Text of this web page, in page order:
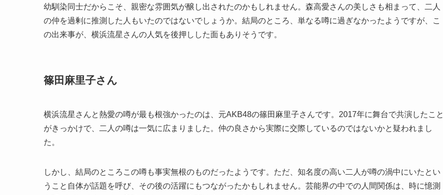
幼馴染同士だからこそ、親密な雰囲気が醸し出されたのかもしれません。森高愛さんの美しさも相まって、二人
の仲を過剰に推測した人もいたのではないでしょうか。結局のところ、単なる噂に過ぎなかったようですが、こ
の出来事が、横浜流星さんの人気を後押しした面もありそうです。
篠田麻里子さん
横浜流星さんと熱愛の噂が最も根強かったのは、元AKB48の篠田麻里子さんです。2017年に舞台で共演したこと
がきっかけで、二人の噂は一気に広まりました。仲の良さから実際に交際しているのではないかと疑われまし
た。
しかし、結局のところこの噂も事実無根のものだったようです。ただ、知名度の高い二人が噂の渦中にいたとい
うこと自体が話題を呼び、その後の活躍にもつながったかもしれません。芸能界の中での人間関係は、時に憶測